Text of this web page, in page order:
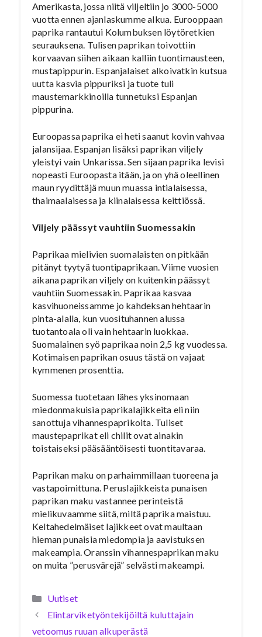
Amerikasta, jossa niitä viljeltiin jo 3000-5000
vuotta ennen ajanlaskumme alkua. Eurooppaan
paprika rantautui Kolumbuksen löytöretkien
seurauksena. Tulisen paprikan toivottiin
korvaavan siihen aikaan kalliin tuontimausteen,
mustapippurin. Espanjalaiset alkoivatkin kutsua
uutta kasvia pippuriksi ja tuote tuli
maustemarkkinoilla tunnetuksi Espanjan
pippurina.
Euroopassa paprika ei heti saanut kovin vahvaa
jalansijaa. Espanjan lisäksi paprikan viljely
yleistyi vain Unkarissa. Sen sijaan paprika levisi
nopeasti Euroopasta itään, ja on yhä oleellinen
maun ryydittäjä muun muassa intialaisessa,
thaimaalaisessa ja kiinalaisessa keittiössä.
Viljely päässyt vauhtiin Suomessakin
Paprikaa mielivien suomalaisten on pitkään
pitänyt tyytyä tuontipaprikaan. Viime vuosien
aikana paprikan viljely on kuitenkin päässyt
vauhtiin Suomessakin. Paprikaa kasvaa
kasvihuoneissamme jo kahdeksan hehtaarin
pinta-alalla, kun vuosituhannen alussa
tuotantoala oli vain hehtaarin luokkaa.
Suomalainen syö paprikaa noin 2,5 kg vuodessa.
Kotimaisen paprikan osuus tästä on vajaat
kymmenen prosenttia.
Suomessa tuotetaan lähes yksinomaan
miedonmakuisia paprikalajikkeita eli niin
sanottuja vihannespaprikoita. Tuliset
maustepaprikat eli chilit ovat ainakin
toistaiseksi pääsääntöisesti tuontitavaraa.
Paprikan maku on parhaimmillaan tuoreena ja
vastapoimittuna. Peruslajikkeista punaisen
paprikan maku vastannee perinteistä
mielikuvaamme siitä, miltä paprika maistuu.
Keltahedelmäiset lajikkeet ovat maultaan
hieman punaisia miedompia ja aavistuksen
makeampia. Oranssin vihannespaprikan maku
on muita ”perusvärejä” selvästi makeampi.
Kategoriat
Uutiset
Elintarviketyöntekijöiltä kuluttajain
vetoomus ruuan alkuperästä